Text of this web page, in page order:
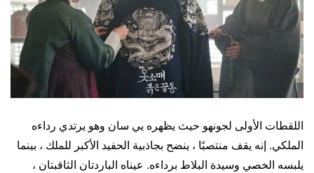
اللقطات الأولى لجونهو حيث يظهره يي سان وهو يرتدي رداءه
الملكي. إنه يقف منتصبًا ، ينضح بجاذبية الحفيد الأكبر للملك ، بينما
يلبسه الخصي وسيدة البلاط برداءه. عيناه الباردتان الثاقبتان ،